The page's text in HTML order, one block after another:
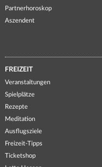
Partnerhoroskop
Aszendent
FREIZEIT
Veranstaltungen
Spielplätze
Rezepte
Meditation
Ausflugsziele
Freizeit-Tipps
Ticketshop